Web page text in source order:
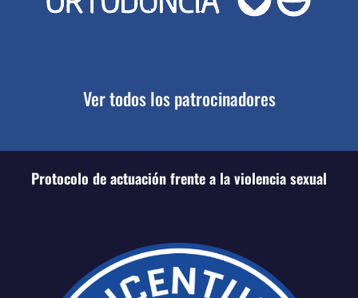
Ver todos los patrocinadores
Protocolo de actuación frente a la violencia sexual